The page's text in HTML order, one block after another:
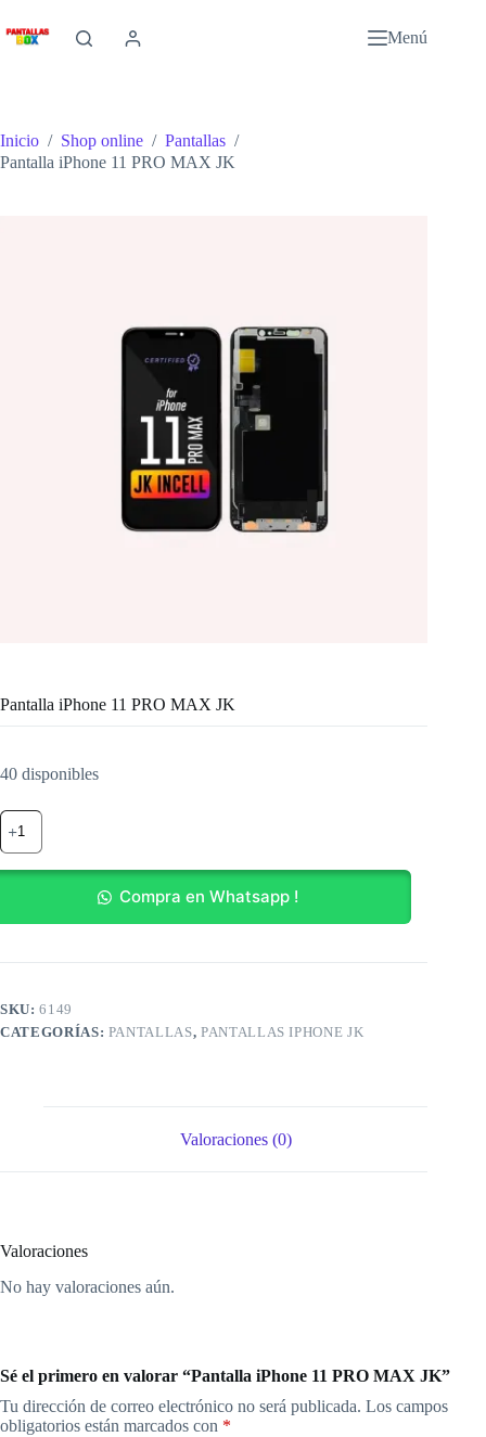
al
contenido
Menú
Inicio / Shop online / Pantallas /
Pantalla iPhone 11 PRO MAX JK
Pantalla iPhone 11 PRO MAX JK
40 disponibles
Pantalla
iPhone
11
PRO
cantidad
Compra en Whatsapp !
SKU:6149
CATEGORÍAS: PANTALLAS, PANTALLAS IPHONE JK
Valoraciones (0)
Valoraciones
No hay valoraciones aún.
Sé el primero en valorar “Pantalla iPhone 11 PRO MAX JK”
Tu dirección de correo electrónico no será publicada. Los campos
obligatorios están marcados con *